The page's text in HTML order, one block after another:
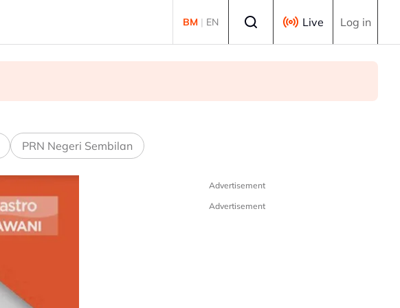
BM | EN Live Log in
PRN Negeri Sembilan
Advertisement
Advertisement